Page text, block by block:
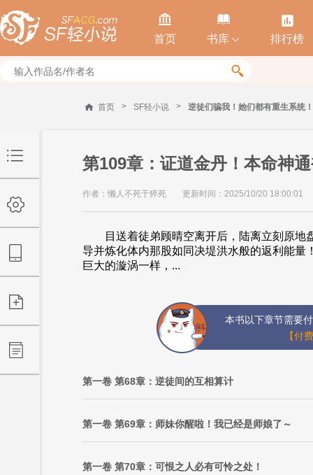

首页

书库 

排行榜

首页 > SF轻小说 > 逆徒们骗我！她们都有重生系统！
第109章：证道金丹！本命神
作者：懒人不死于猝死 更新时间：2025/10/20 18:00:01
目送着徒弟顾晴空离开后，陆离立刻原地
导并炼化体内那股如同决堤洪水般的返利能
巨大的漩涡一样，...
本书以下章节需要
【付
第一卷 第68章：逆徒间的互相算计
第一卷 第69章：师妹你醒啦！我已经是师娘了～
第一卷 第70章：可恨之人必有可怜之处！